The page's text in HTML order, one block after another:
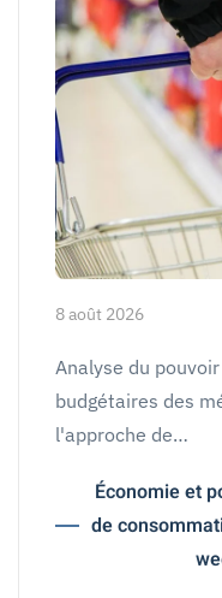
8 août 2026
Analyse du
budgétaires des
l'approche de…
Économie et
de